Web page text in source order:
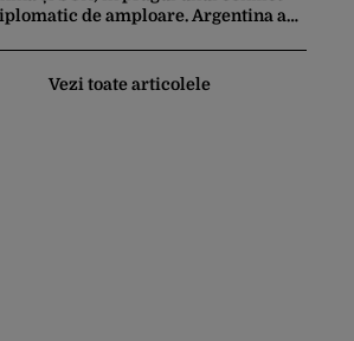
de amploare. Argentina a
Vezi toate articolele